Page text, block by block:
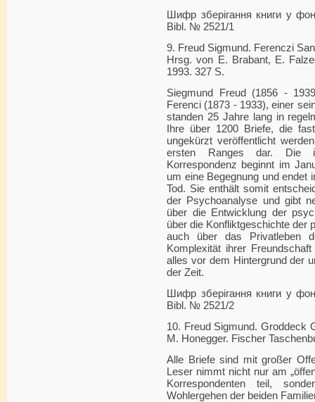
Шифр зберігання книги у
Bibl. № 2521/1
9. Freud Sigmund. Ferenczi
Hrsg. von E. Brabant, E.
1993. 327 S.
Siegmund Freud (1856 -
Ferenci (1873 - 1933), einer
standen 25 Jahre lang in
Ihre über 1200 Briefe, die
ungekürzt veröffentlicht
ersten Ranges dar. Die
Korrespondenz beginnt im
um eine Begegnung und endet
Tod. Sie enthält somit
der Psychoanalyse und gibt
über die Entwicklung der
über die Konfliktgeschichte der
auch über das Privatleben
Komplexität ihrer
alles vor dem Hintergrund der
der Zeit.
Шифр зберігання книги у
Bibl. № 2521/2
10. Freud Sigmund. Groddeck
M. Honegger. Fischer
Alle Briefe sind mit großer
Leser nimmt nicht nur am
Korrespondenten teil,
Wohlergehen der beiden